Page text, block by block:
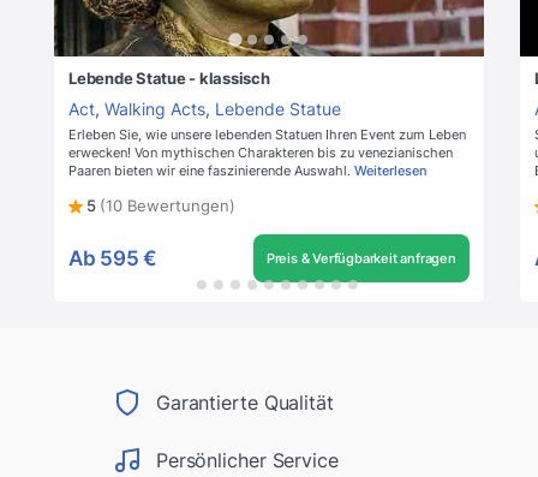
Lebende Statue - klassisch
Act, Walking Acts, Lebende Statue
Erleben Sie, wie unsere lebenden Statuen Ihren Event zum Leben
erwecken! Von mythischen Charakteren bis zu venezianischen
Paaren bieten wir eine faszinierende Auswahl. Weiterlesen
5 (10 Bewertungen)
Ab 595 € Preis & Verfügbarkeit anfragen
Garantierte Qualität
Persönlicher Service